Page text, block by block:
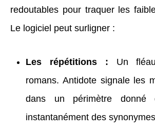
redoutables pour traquer les
Le logiciel peut surligner :
Les répétitions : Un
romans. Antidote signale les
dans un périmètre donné
instantanément des